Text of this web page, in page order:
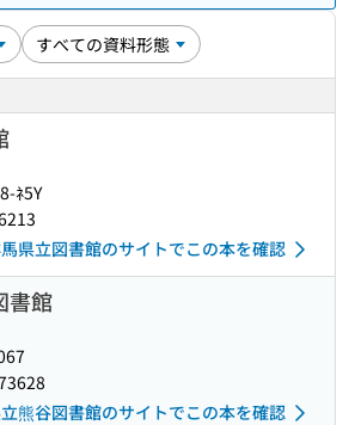
ﾈ5Y
県立図書館のサイトでこの本を確認
書館
熊谷図書館のサイトでこの本を確認